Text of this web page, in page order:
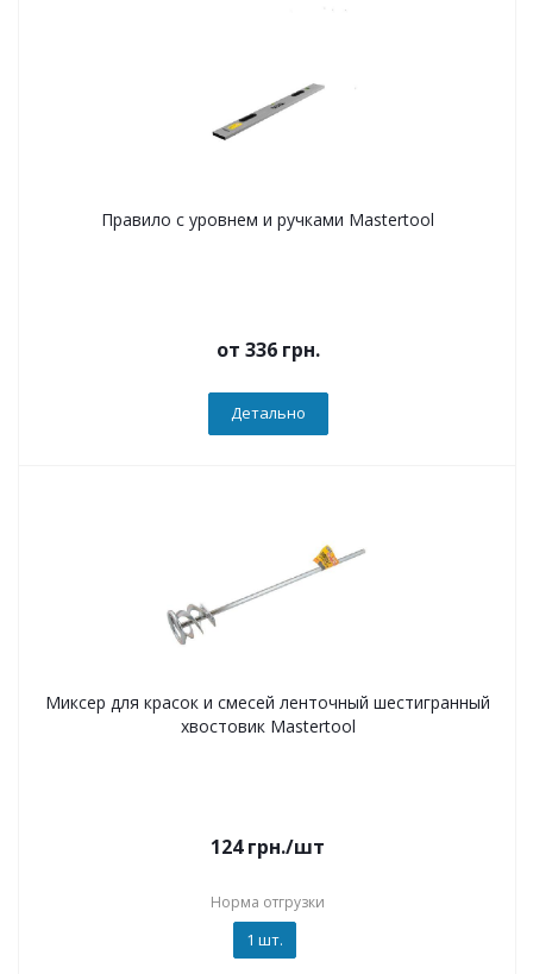
Правило с уровнем и ручками Mastertool
от 336 грн.
Детально
Миксер для красок и смесей ленточный шестигранный
хвостовик Mastertool
124грн./шт
Норма отгрузки
1 шт.